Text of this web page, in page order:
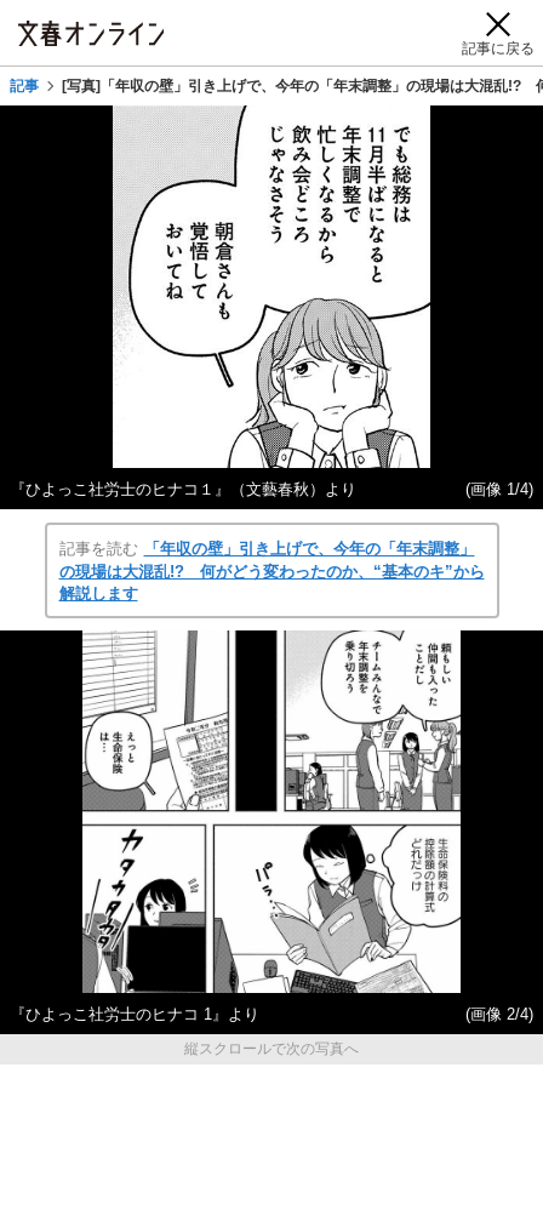
記事に戻る
記事 [写真]「年収の壁」引き上げで、今年の「年末調整」の現場は大混乱!?
『ひよっこ社労士のヒナコ１』（文藝春秋）より (画像 1/4)
記事を読む
「年収の壁」引き上げで、今年の「年末調整」
の現場は大混乱!? 何がどう変わったのか、“基本のキ”から
解説します
『ひよっこ社労士のヒナコ 1』より
(画像 2/4)
縦スクロールで次の写真へ